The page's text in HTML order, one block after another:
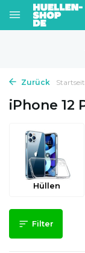
Zurück
iPhone 12
Hüllen
Filter